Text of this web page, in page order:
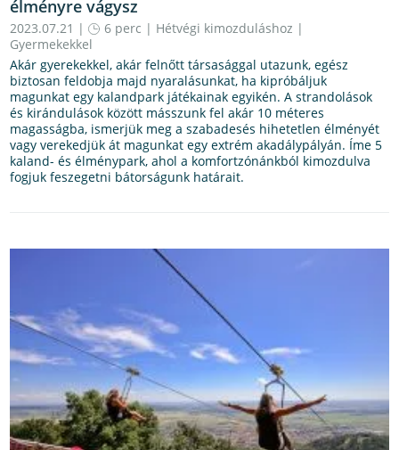
élményre vágysz
2023.07.21 | 6 perc | Hétvégi kimozduláshoz |
Gyermekekkel
Akár gyerekekkel, akár felnőtt társasággal utazunk, egész
biztosan feldobja majd nyaralásunkat, ha kipróbáljuk
magunkat egy kalandpark játékainak egyikén. A strandolások
és kirándulások között másszunk fel akár 10 méteres
magasságba, ismerjük meg a szabadesés hihetetlen élményét
vagy verekedjük át magunkat egy extrém akadálypályán. Íme 5
kaland- és élménypark, ahol a komfortzónánkból kimozdulva
fogjuk feszegetni bátorságunk határait.